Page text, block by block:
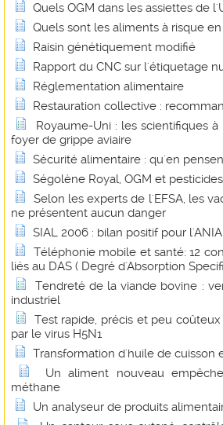
Quels OGM dans les assiettes de
Quels sont les aliments à risque
Raisin génétiquement modifié
Rapport du CNC sur l'étiquetage
Réglementation alimentaire
Restauration collective :
Royaume-Uni : les scientifiques
foyer de grippe aviaire
Sécurité alimentaire : qu'en
Ségolène Royal, OGM et
Selon les experts de l'EFSA, les
ne présentent aucun danger
SIAL 2006 : bilan positif pour l'ANIA
Téléphonie mobile et santé: 12
liés au DAS ( Degré d'Absorption
Tendreté de la viande bovine :
industriel
Test rapide, précis et peu
par le virus H5N1
Transformation d'huile de cuisson
Un aliment nouveau
méthane
Un analyseur de produits